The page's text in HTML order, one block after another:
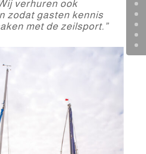
verhuren ook
zodat gasten kennis
met de zeilsport.”